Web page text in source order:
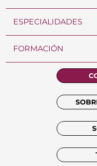
ESPECIALIDADES
FORMACIÓN